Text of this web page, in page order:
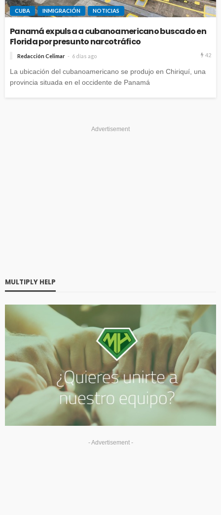
CUBA INMIGRACIÓN NOTICIAS
Panamá expulsa a cubanoamericano buscado en
Florida por presunto narcotráfico
Redacción Celimar 6 días ago 42
La ubicación del cubanoamericano se produjo en Chiriquí, una
provincia situada en el occidente de Panamá
Advertisement
MULTIPLY HELP
- Advertisement -